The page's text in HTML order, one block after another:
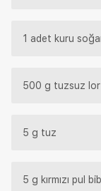
1 adet kuru
500 g tuzsuz
5 g tuz
5 g kırmızı pul